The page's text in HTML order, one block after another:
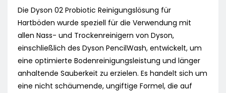
Die Dyson 02 Probiotic Reinigungslösung für
Hartböden wurde speziell für die Verwendung mit
allen Nass- und Trockenreinigern von Dyson,
einschließlich des Dyson PencilWash, entwickelt, um
eine optimierte Bodenreinigungsleistung und länger
anhaltende Sauberkeit zu erzielen. Es handelt sich um
eine nicht schäumende, ungiftige Formel, die auf